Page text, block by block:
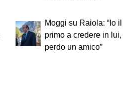
Moggi su Raiola: “Io il
primo a credere in lui,
perdo un amico”